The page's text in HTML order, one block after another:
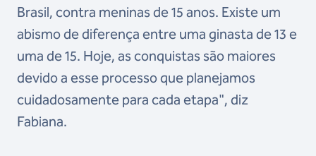
Brasil, contra meninas de 15 anos. Existe um
abismo de diferença entre uma ginasta de 13 e
uma de 15. Hoje, as conquistas são maiores
devido a esse processo que planejamos
cuidadosamente para cada etapa", diz
Fabiana.